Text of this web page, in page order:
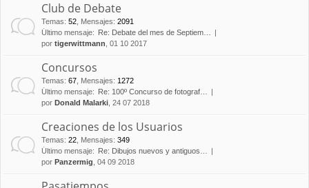
Club de Debate
Temas: 52 Mensajes: 2091
Último mensaje:
Re: Debate del mes de Septiem…
por tigerwittmann , 01 10 2017
Concursos
Temas: 67 Mensajes: 1272
Último mensaje:
Re: 100º Concurso de fotograf…
por Donald Malarki , 24 07 2018
Creaciones de los Usuarios
Temas: 22 Mensajes: 349
Último mensaje:
Re: Dibujos nuevos y antiguos…
por Panzermig , 04 09 2018